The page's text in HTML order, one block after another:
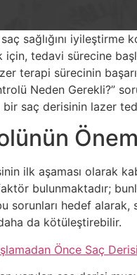
sağlığını
tedavi sürecine
terapi sürecinin
Neden Gerekli?”
bir saç derisinin lazer
ilk aşaması olarak
bulunmaktadır;
sorunları hedef
da kötüleştirebilir.
Önce Saç